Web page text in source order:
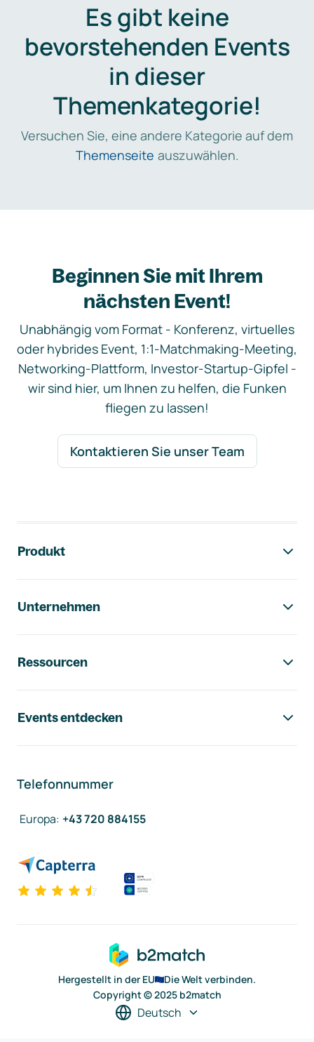
Es gibt keine
bevorstehenden Events
in dieser
Themenkategorie!
Versuchen Sie, eine andere Kategorie auf dem
Themenseite auszuwählen.
Beginnen Sie mit Ihrem
nächsten Event!
Unabhängig vom Format - Konferenz, virtuelles
oder hybrides Event, 1:1-Matchmaking-Meeting,
Networking-Plattform, Investor-Startup-Gipfel -
wir sind hier, um Ihnen zu helfen, die Funken
fliegen zu lassen!
Kontaktieren Sie unser Team
Produkt
Unternehmen
Ressourcen
Events entdecken
Telefonnummer
Europa: +43 720 884155
Hergestellt in der EU
Die Welt verbinden.
Copyright © 2025 b2match
Deutsch